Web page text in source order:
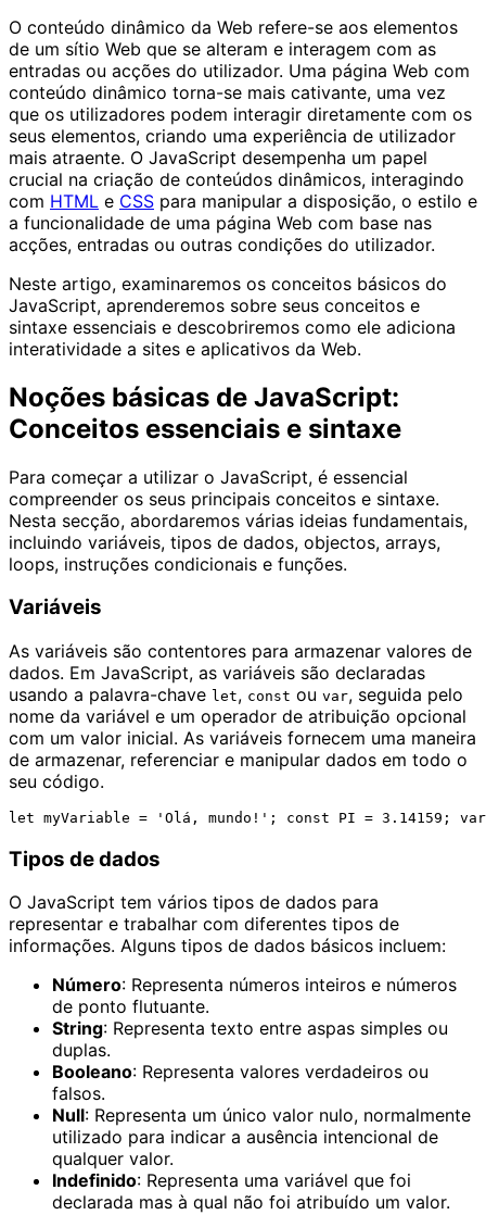
O conteúdo dinâmico da Web refere-se aos elementos
de um sítio Web que se alteram e interagem com as
entradas ou acções do utilizador. Uma página Web com
conteúdo dinâmico torna-se mais cativante, uma vez
que os utilizadores podem interagir diretamente com os
seus elementos, criando uma experiência de utilizador
mais atraente. O JavaScript desempenha um papel
crucial na criação de conteúdos dinâmicos, interagindo
com HTML e CSS para manipular a disposição, o estilo e
a funcionalidade de uma página Web com base nas
acções, entradas ou outras condições do utilizador.
Neste artigo, examinaremos os conceitos básicos do
JavaScript, aprenderemos sobre seus conceitos e
sintaxe essenciais e descobriremos como ele adiciona
interatividade a sites e aplicativos da Web.
Noções básicas de JavaScript:
Conceitos essenciais e sintaxe
Para começar a utilizar o JavaScript, é essencial
compreender os seus principais conceitos e sintaxe.
Nesta secção, abordaremos várias ideias fundamentais,
incluindo variáveis, tipos de dados, objectos, arrays,
loops, instruções condicionais e funções.
Variáveis
As variáveis são contentores para armazenar valores de
dados. Em JavaScript, as variáveis são declaradas
usando a palavra-chave let, const ou var, seguida pelo
nome da variável e um operador de atribuição opcional
com um valor inicial. As variáveis fornecem uma maneira
de armazenar, referenciar e manipular dados em todo o
seu código.
Tipos de dados
O JavaScript tem vários tipos de dados para
representar e trabalhar com diferentes tipos de
informações. Alguns tipos de dados básicos incluem:
Número: Representa números inteiros e números
de ponto flutuante.
String: Representa texto entre aspas simples ou
duplas.
Booleano: Representa valores verdadeiros ou
falsos.
Null: Representa um único valor nulo, normalmente
utilizado para indicar a ausência intencional de
qualquer valor.
Indefinido: Representa uma variável que foi
declarada mas à qual não foi atribuído um valor.